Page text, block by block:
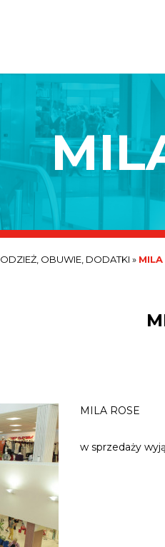
ODZIEŻ, OBUWIE, DODATKI » MILA
MILA ROSE
w sprzedaży